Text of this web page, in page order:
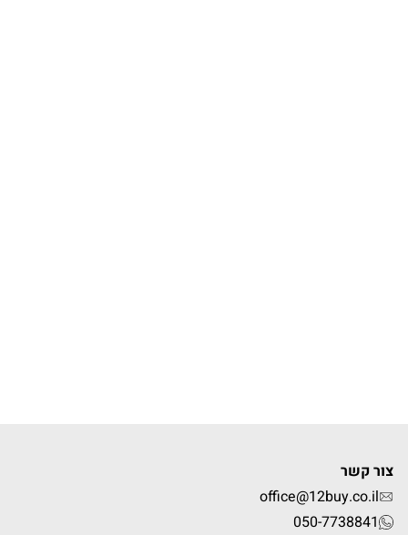
צור קשר
office@12buy.co.il
050-7738841